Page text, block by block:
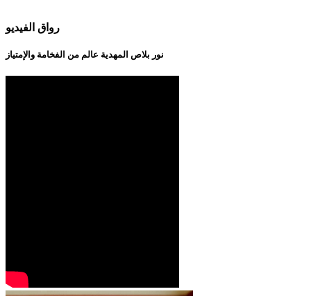
رواق الفيديو
نور بلاص المهدية عالم من الفخامة والإمتياز